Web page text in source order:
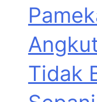
Tidak